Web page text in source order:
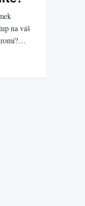
na váš